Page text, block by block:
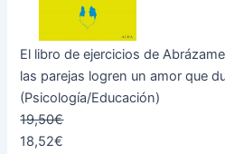
El libro de ejercicios de
las parejas logren un amor que
(Psicología/Educación)
19,50€
18,52€